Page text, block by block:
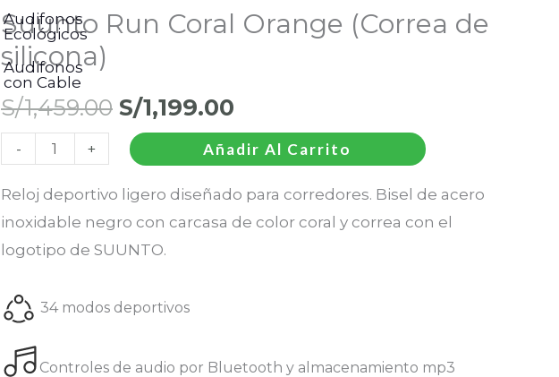
Audifonos
Ecológicos
Audifonos
con Cable
Suunto Run Coral Orange (Correa de
silicona)
S/1,459.00
S/1,459.00.
S/1,199.00
S/1,199.00.
-
Coral
Orange
(Correa
de
silicona)
cantidad
+ Añadir Al Carrito
Reloj deportivo ligero diseñado para corredores. Bisel de acero
inoxidable negro con carcasa de color coral y correa con el
logotipo de SUUNTO.
34 modos deportivos
Controles de audio por Bluetooth y almacenamiento mp3